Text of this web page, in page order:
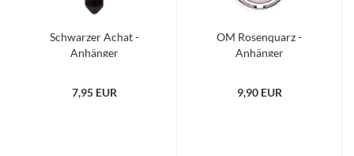
Schwarzer Achat -
Anhänger
7,95 EUR
OM Rosenquarz -
Anhänger
9,90 EUR